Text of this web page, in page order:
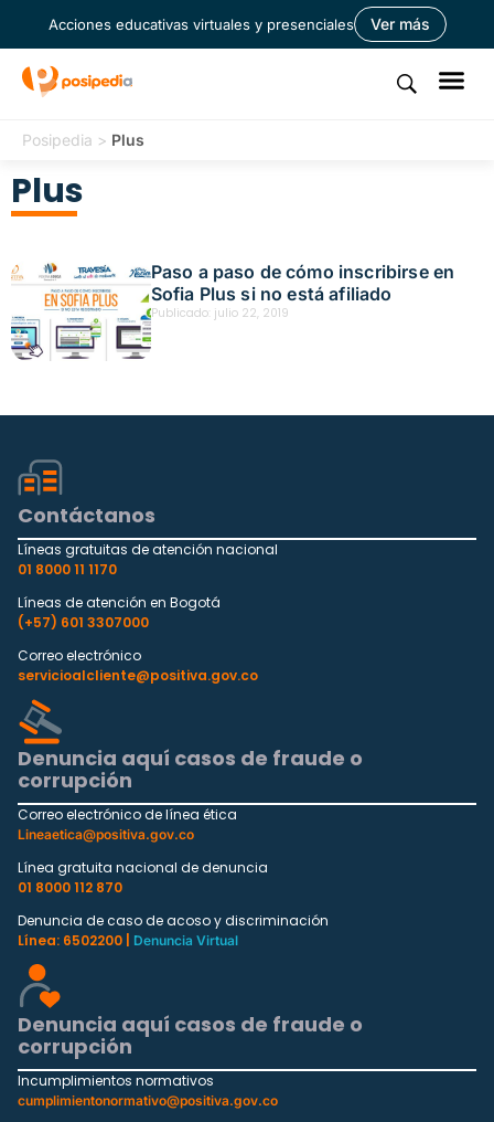
Acciones educativas virtuales y presenciales Ver más
Posipedia > Plus
Plus
Paso a paso de cómo inscribirse en
Sofia Plus si no está afiliado
Publicado: julio 22, 2019
Contáctanos
Líneas gratuitas de atención nacional
01 8000 11 1170
Líneas de atención en Bogotá
(+57) 601 3307000
Correo electrónico
servicioalcliente@positiva.gov.co
Denuncia aquí casos de fraude o
corrupción
Correo electrónico de línea ética
Lineaetica@positiva.gov.co
Línea gratuita nacional de denuncia
01 8000 112 870
Denuncia de caso de acoso y discriminación
Línea: 6502200 |
Denuncia Virtual
Denuncia aquí casos de fraude o
corrupción
Incumplimientos normativos
cumplimientonormativo@positiva.gov.co